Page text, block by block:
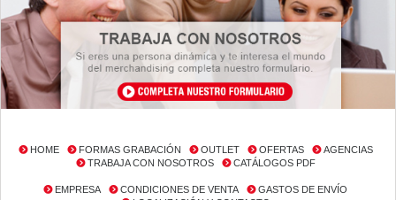
HOME FORMAS GRABACIÓN OUTLET OFERTAS
AGENCIAS
TRABAJA CON NOSOTROS
CATÁLOGOS PDF
EMPRESA CONDICIONES DE VENTA
GASTOS DE ENVÍO